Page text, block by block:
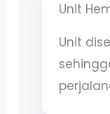
Unit
Unit